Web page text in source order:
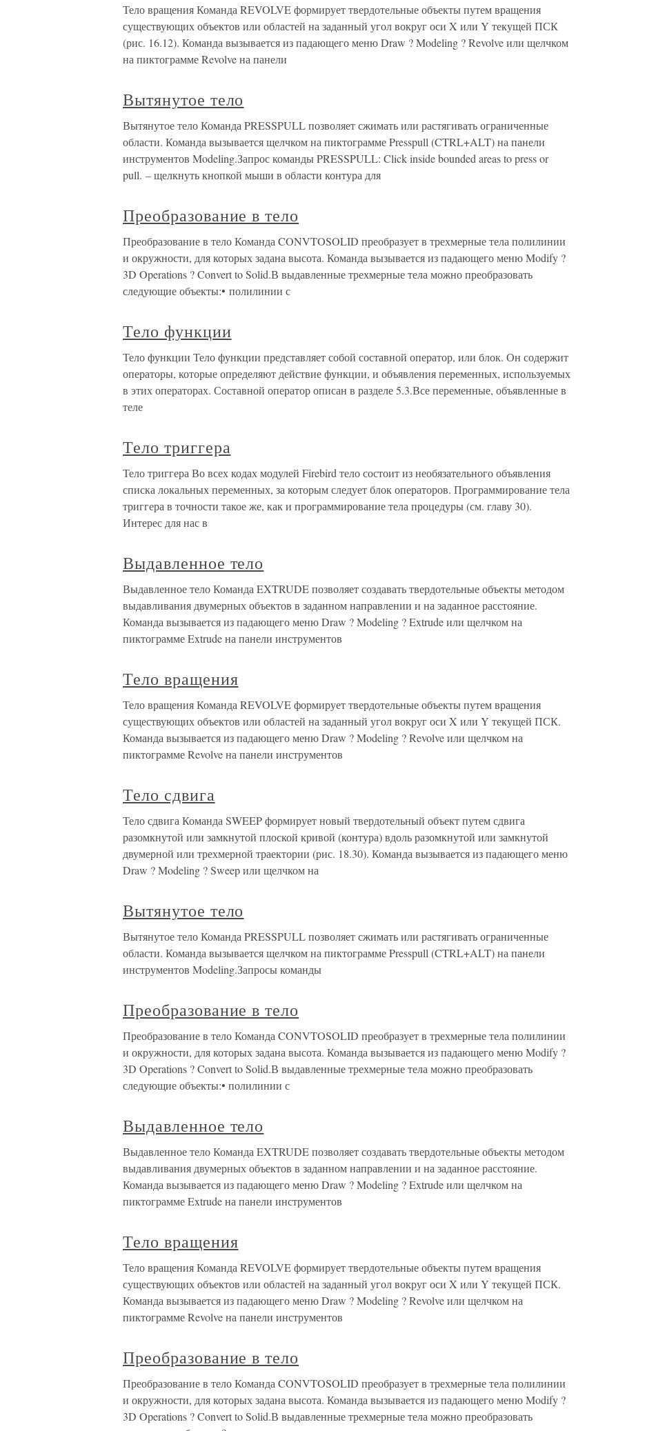
Тело вращения Команда REVOLVE формирует твердотельные объекты путем вращения
существующих объектов или областей на заданный угол вокруг оси X или Y текущей ПСК
(рис. 16.12). Команда вызывается из падающего меню Draw ? Modeling ? Revolve или щелчком
на пиктограмме Revolve на панели
Вытянутое тело
Вытянутое тело Команда PRESSPULL позволяет сжимать или растягивать ограниченные
области. Команда вызывается щелчком на пиктограмме Presspull (CTRL+ALT) на панели
инструментов Modeling.Запрос команды PRESSPULL: Click inside bounded areas to press or
pull. – щелкнуть кнопкой мыши в области контура для
Преобразование в тело
Преобразование в тело Команда CONVTOSOLID преобразует в трехмерные тела полилинии
и окружности, для которых задана высота. Команда вызывается из падающего меню Modify ?
3D Operations ? Convert to Solid.В выдавленные трехмерные тела можно преобразовать
следующие объекты:• полилинии с
Тело функции
Тело функции Тело функции представляет собой составной оператор, или блок. Он содержит
операторы, которые определяют действие функции, и объявления переменных, используемых
в этих операторах. Составной оператор описан в разделе 5.3.Все переменные, объявленные в
теле
Тело триггера
Тело триггера Во всех кодах модулей Firebird тело состоит из необязательного объявления
списка локальных переменных, за которым следует блок операторов. Программирование тела
триггера в точности такое же, как и программирование тела процедуры (см. главу 30).
Интерес для нас в
Выдавленное тело
Выдавленное тело Команда EXTRUDE позволяет создавать твердотельные объекты методом
выдавливания двумерных объектов в заданном направлении и на заданное расстояние.
Команда вызывается из падающего меню Draw ? Modeling ? Extrude или щелчком на
пиктограмме Extrude на панели инструментов
Тело вращения
Тело вращения Команда REVOLVE формирует твердотельные объекты путем вращения
существующих объектов или областей на заданный угол вокруг оси X или Y текущей ПСК.
Команда вызывается из падающего меню Draw ? Modeling ? Revolve или щелчком на
пиктограмме Revolve на панели инструментов
Тело сдвига
Тело сдвига Команда SWEEP формирует новый твердотельный объект путем сдвига
разомкнутой или замкнутой плоской кривой (контура) вдоль разомкнутой или замкнутой
двумерной или трехмерной траектории (рис. 18.30). Команда вызывается из падающего меню
Draw ? Modeling ? Sweep или щелчком на
Вытянутое тело
Вытянутое тело Команда PRESSPULL позволяет сжимать или растягивать ограниченные
области. Команда вызывается щелчком на пиктограмме Presspull (CTRL+ALT) на панели
инструментов Modeling.Запросы команды
Преобразование в тело
Преобразование в тело Команда CONVTOSOLID преобразует в трехмерные тела полилинии
и окружности, для которых задана высота. Команда вызывается из падающего меню Modify ?
3D Operations ? Convert to Solid.В выдавленные трехмерные тела можно преобразовать
следующие объекты:• полилинии с
Выдавленное тело
Выдавленное тело Команда EXTRUDE позволяет создавать твердотельные объекты методом
выдавливания двумерных объектов в заданном направлении и на заданное расстояние.
Команда вызывается из падающего меню Draw ? Modeling ? Extrude или щелчком на
пиктограмме Extrude на панели инструментов
Тело вращения
Тело вращения Команда REVOLVE формирует твердотельные объекты путем вращения
существующих объектов или областей на заданный угол вокруг оси X или Y текущей ПСК.
Команда вызывается из падающего меню Draw ? Modeling ? Revolve или щелчком на
пиктограмме Revolve на панели инструментов
Преобразование в тело
Преобразование в тело Команда CONVTOSOLID преобразует в трехмерные тела полилинии
и окружности, для которых задана высота. Команда вызывается из падающего меню Modify ?
3D Operations ? Convert to Solid.В выдавленные трехмерные тела можно преобразовать